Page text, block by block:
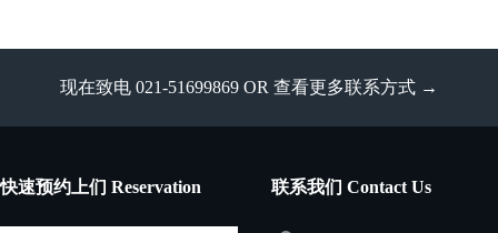
现在致电 021-51699869 OR 查看更多联系方式 →
快速预约上们 Reservation 联系我们 Contact Us